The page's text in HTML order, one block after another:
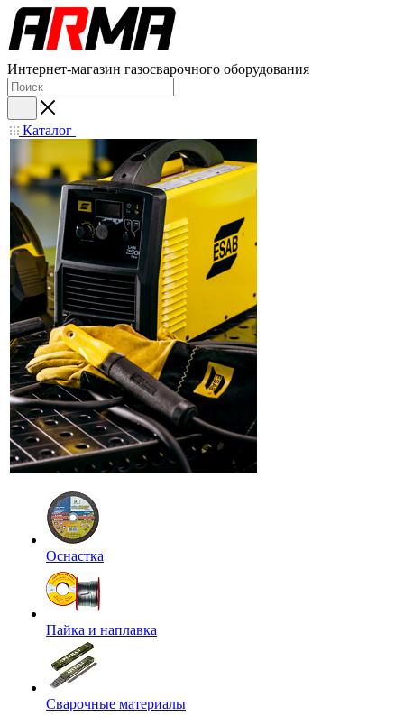
Интернет-магазин газосварочного оборудования
Каталог
Оснастка
Пайка и наплавка
Сварочные материалы